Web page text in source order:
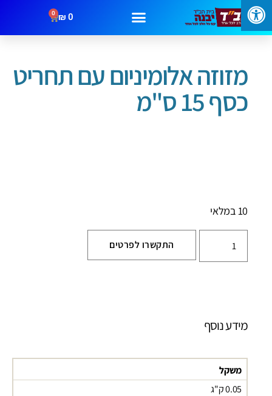
0
₪
0
עמוד הבית/בתי מזוזה / מזוזה אלומיניום עם תחריט כסף 15 ס"מ
מזוזה אלומיניום עם תחריט
כסף 15 ס"מ
10 במלאי
התקשרו לפרטים
מידע נוסף
משקל
0.05 ק"ג